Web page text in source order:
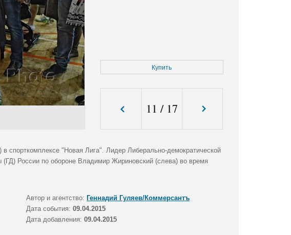
Купить
11 / 17
спорткомплексе "Новая Лига". Лидер Либерально-демократической
России по обороне Владимир Жириновский (слева) во время
Автор и агентство: Геннадий Гуляев/Коммерсантъ
Дата события: 09.04.2015
Дата добавления: 09.04.2015